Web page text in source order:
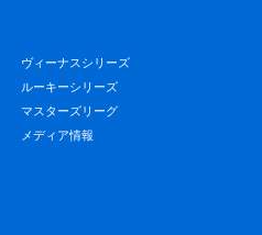
ヴィーナスシリーズ
ルーキーシリーズ
マスターズリーグ
メディア情報